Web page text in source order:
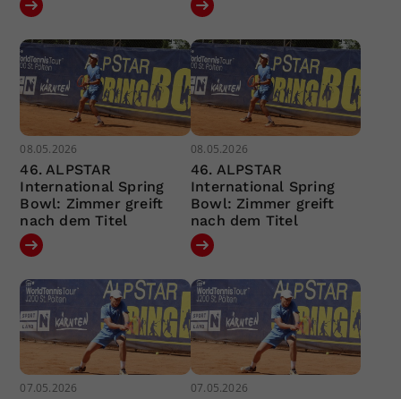
08.05.2026
46. ALPSTAR
International Spring
Bowl: Zimmer greift
nach dem Titel
08.05.2026
46. ALPSTAR
International Spring
Bowl: Zimmer greift
nach dem Titel
07.05.2026 07.05.2026